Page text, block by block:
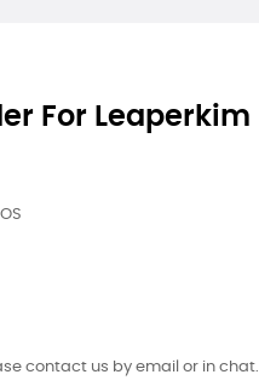
For Leaperkim
contact us by email or in chat.